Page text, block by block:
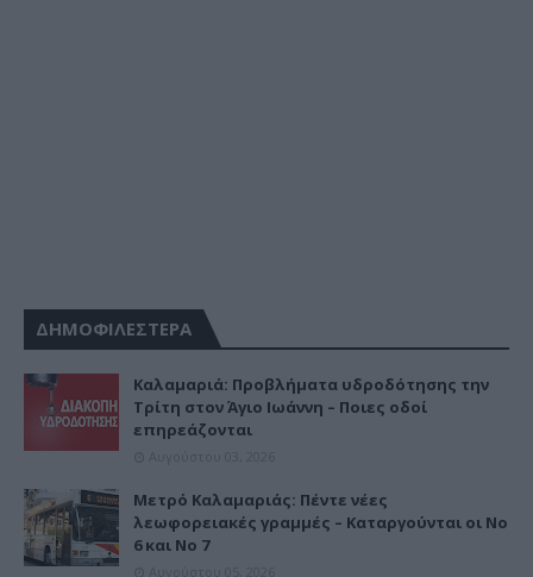
ΔΗΜΟΦΙΛΕΣΤΕΡΑ
Καλαμαριά: Προβλήματα υδροδότησης την
Τρίτη στον Άγιο Ιωάννη – Ποιες οδοί
επηρεάζονται
Μετρό Καλαμαριάς: Πέντε νέες
λεωφορειακές γραμμές – Καταργούνται οι Νο
6 και Νο 7